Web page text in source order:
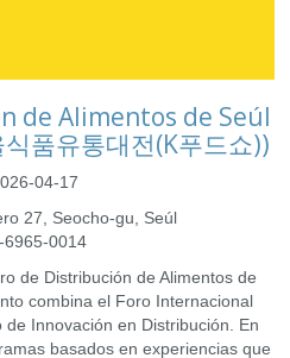
de Alimentos de Seúl
품유통대전(K푸드쇼))
04-17
27, Seocho-gu, Seúl
0014
de Distribución de Alimentos de
combina el Foro Internacional
Innovación en Distribución. En
basados ​​en experiencias que